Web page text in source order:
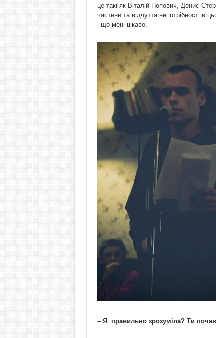
це такі як Віталій Попович, Денис
частини та відчуття непотрібності в
і що мені цікаво.
– Я правильно зрозуміла? Ти почав